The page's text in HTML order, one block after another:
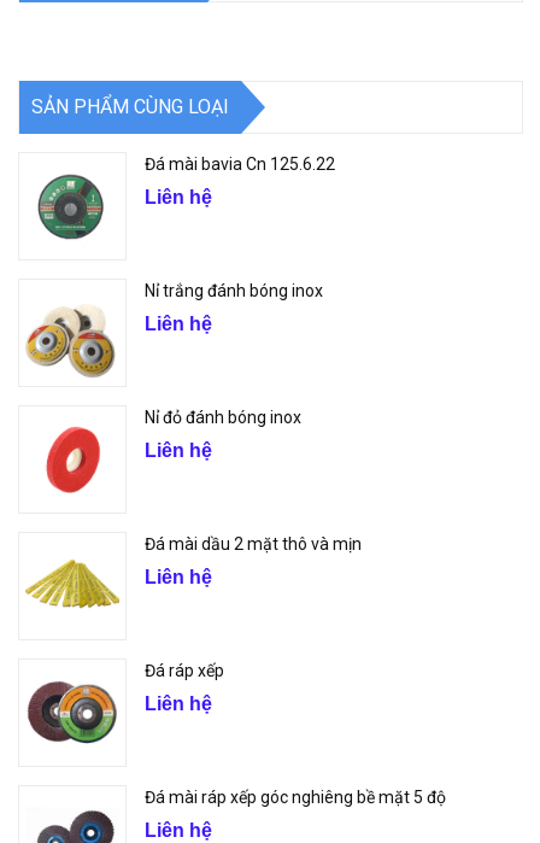
SẢN PHẨM CÙNG LOẠI
Đá mài bavia Cn 125.6.22
Liên hệ
Nỉ trắng đánh bóng inox
Liên hệ
Nỉ đỏ đánh bóng inox
Liên hệ
Đá mài dầu 2 mặt thô và mịn
Liên hệ
Đá ráp xếp
Liên hệ
Đá mài ráp xếp góc nghiêng bề mặt 5 độ
Liên hệ